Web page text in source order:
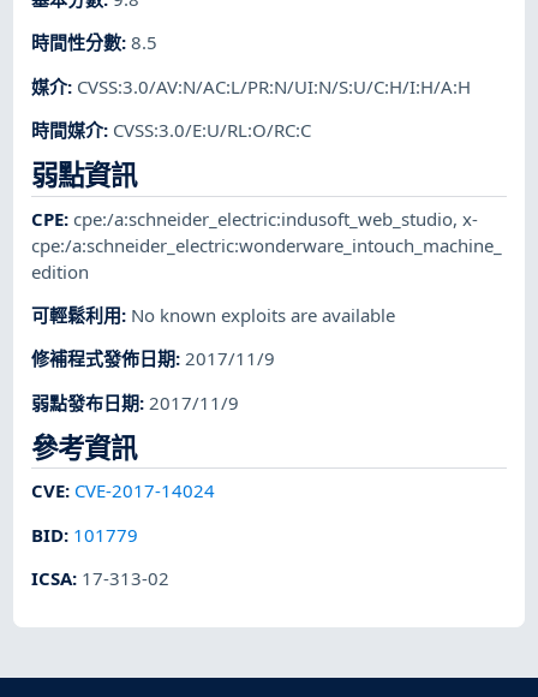
時間性分數:8.5
媒介: CVSS:3.0/AV:N/AC:L/PR:N/UI:N/S:U/C:H/I:H/A:H
時間媒介: CVSS:3.0/E:U/RL:O/RC:C
弱點資訊
CPE:cpe:/a:schneider_electric:indusoft_web_studio,x-
cpe:/a:schneider_electric:wonderware_intouch_machine_
edition
可輕鬆利用: No known exploits are available
修補程式發佈日期:2017/11/9
弱點發布日期: 2017/11/9
參考資訊
CVE: CVE-2017-14024
BID: 101779
ICSA: 17-313-02